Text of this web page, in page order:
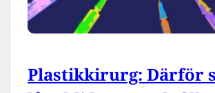
Plastikkirurg: Därför